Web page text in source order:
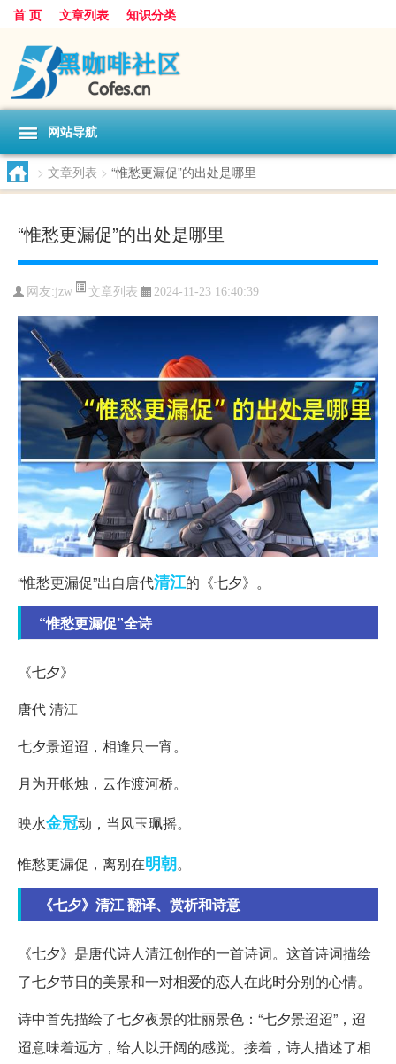
首 页 文章列表 知识分类
网站导航
> 文章列表 > “惟愁更漏促”的出处是哪里
“惟愁更漏促”的出处是哪里
网友:jzw 文章列表 2024-11-23 16:40:39
“惟愁更漏促”出自唐代清江的《七夕》。
“惟愁更漏促”全诗
《七夕》
唐代 清江
七夕景迢迢，相逢只一宵。
月为开帐烛，云作渡河桥。
映水金冠动，当风玉珮摇。
惟愁更漏促，离别在明朝。
《七夕》清江 翻译、赏析和诗意
《七夕》是唐代诗人清江创作的一首诗词。这首诗词描绘
了七夕节日的美景和一对相爱的恋人在此时分别的心情。
诗中首先描绘了七夕夜景的壮丽景色：“七夕景迢迢”，迢
迢意味着远方，给人以开阔的感觉。接着，诗人描述了相